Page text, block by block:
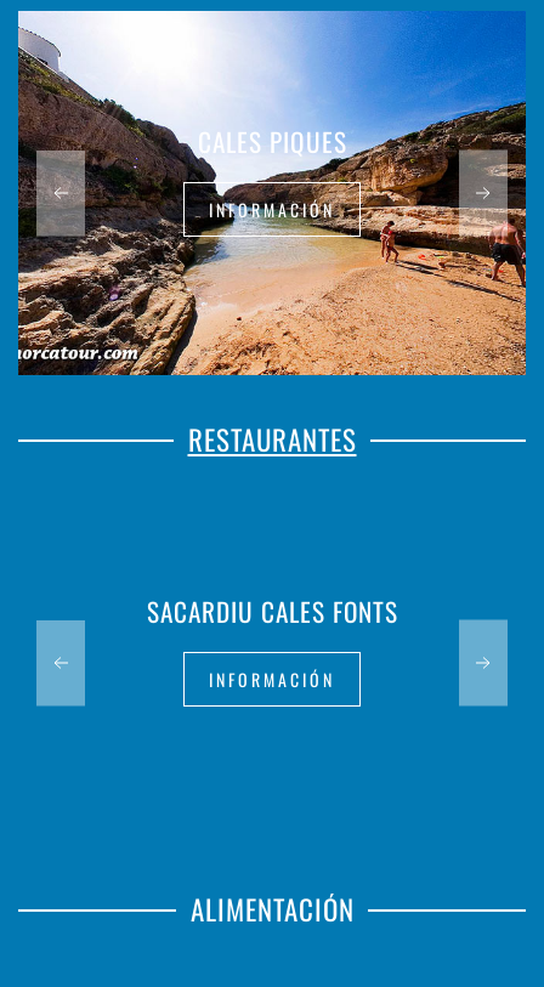
CALES PIQUES
INFORMACIÓN
RESTAURANTES
SACARDIU CALES FONTS
INFORMACIÓN
ALIMENTACIÓN